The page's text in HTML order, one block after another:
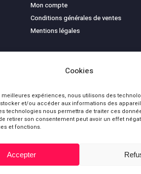
Cookies
expériences, nous utilisons des
et/ou accéder aux informations des
technologies nous permettra de traiter ces
retirer son consentement peut avoir un effet
et fonctions.
Accepter
Mon compte
Conditions générales de ventes
Mentions légales